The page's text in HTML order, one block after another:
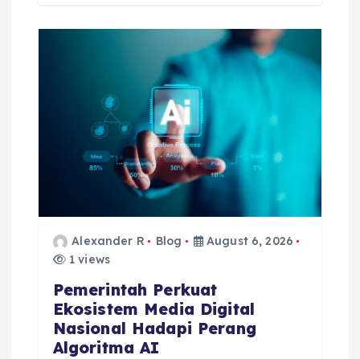
Alexander R Blog
August 6, 2026
1 views
Pemerintah Perkuat
Ekosistem Media Digital
Nasional Hadapi Perang
Algoritma AI